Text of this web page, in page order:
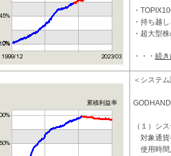
・
・持ち越
・超大型
相場のト
・・・ 続
累積利益率
＜システ
（１）シ
対象通
使用